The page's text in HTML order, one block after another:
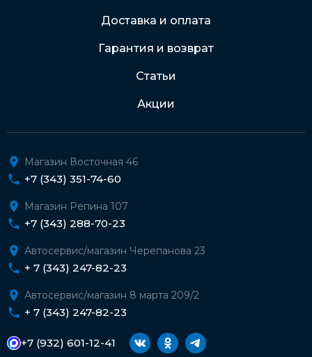
Доставка и оплата
Гарантия и возврат
Статьи
Акции
Магазин Восточная 46
+7 (343) 351-74-60
Магазин Репина 107
+7 (343) 288-70-23
Автосервис/магазин Черепанова 23
+ 7 (343) 247-82-23
Автосервис/магазин 8 марта 209/2
+ 7 (343) 247-82-23
+7 (932) 601-12-41